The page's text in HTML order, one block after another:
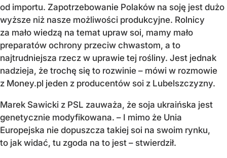
od importu. Zapotrzebowanie Polaków na soję jest dużo
wyższe niż nasze możliwości produkcyjne. Rolnicy
za mało wiedzą na temat upraw soi, mamy mało
preparatów ochrony przeciw chwastom, a to
najtrudniejsza rzecz w uprawie tej rośliny. Jest jednak
nadzieja, że trochę się to rozwinie – mówi w rozmowie
z Money.pl jeden z producentów soi z Lubelszczyzny.
Marek Sawicki z PSL zauważa, że soja ukraińska jest
genetycznie modyfikowana. – I mimo że Unia
Europejska nie dopuszcza takiej soi na swoim rynku,
to jak widać, tu zgoda na to jest – stwierdził.